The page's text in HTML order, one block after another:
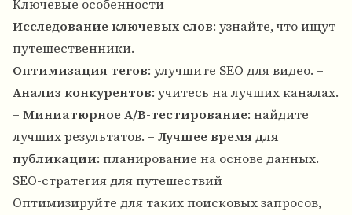
Ключевые особенности
Исследование ключевых слов: узнайте, что ищут
путешественники.
Оптимизация тегов: улучшите SEO для видео. –
Анализ конкурентов: учитесь на лучших каналах.
– Миниатюрное A/B-тестирование: найдите
лучших результатов. – Лучшее время для
публикации: планирование на основе данных.
SEO-стратегия для путешествий
Оптимизируйте для таких поисковых запросов,